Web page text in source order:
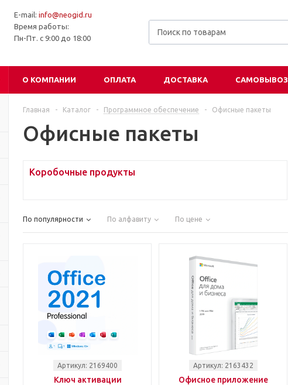
E-mail: info@neogid.ru
Время работы:
Пн-Пт. с 9:00 до 18:00
О КОМПАНИИ ОПЛАТА ДОСТАВКА САМОВЫВОЗ
Главная - Каталог - Программное обеспечение - Офисные пакеты
Офисные пакеты
Коробочные продукты
По популярности По алфавиту По цене
Артикул: 2169400
Ключ активации
Артикул: 2163432
Офисное приложение